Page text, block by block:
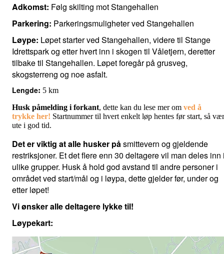
Adkomst: Følg skilting mot Stangehallen
Parkering: Parkeringsmuligheter ved Stangehallen
Løype: Løpet starter ved Stangehallen, videre til Stange
Idrettspark og etter hvert inn i skogen til Våletjern, deretter
tilbake til Stangehallen. Løpet foregår på grusveg,
skogsterreng og noe asfalt.
Lengde: 5 km
Husk påmelding i forkant, dette kan du lese mer om ved å
trykke her! Startnummer til hvert enkelt løp hentes før start, så vær
ute i god tid.
Det er viktig at alle husker påsmittevern og gjeldende
restriksjoner. Et det flere enn 30 deltagere vil man deles inn
ulike grupper. Husk å hold god avstand til andre personer i
området ved start/mål og i løypa, dette gjelder før, under og
etter løpet!
Vi ønsker alle deltagere lykke til!
Løypekart: